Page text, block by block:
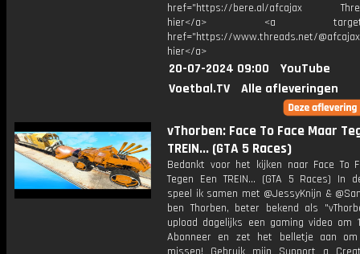
href="https://bere.al/afcajax
hier</a> <a
href="https://www.threads.net/
hier</a>
20-07-2024 09:00
YouTube
Voetbal.TV
Alle afleveringen
vThorben: Face To Face Maar
TREIN... (GTA 5 Races)
Bedankt voor het kijken naar Face To
Tegen Een TREIN... (GTA 5 Races) In
speel ik samen met @JessyKnijn &
ben Thorben, beter bekend als
upload dagelijks een gaming video om
Abonneer en zet het belletje aan